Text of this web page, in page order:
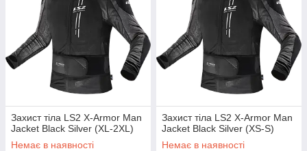
Захист тіла LS2 X-Armor Man
Jacket Black Silver (XL-2XL)
Немає в наявності
Захист тіла LS2 X-Armor Man
Jacket Black Silver (XS-S)
Немає в наявності